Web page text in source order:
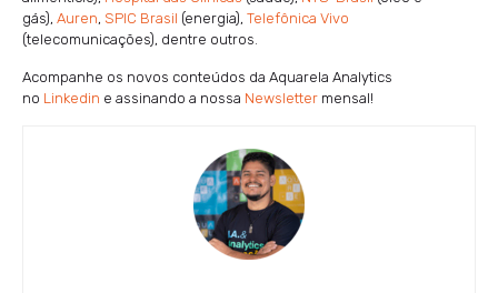
gás), Auren, SPIC Brasil (energia), Telefônica Vivo
(telecomunicações), dentre outros.
Acompanhe os novos conteúdos da Aquarela Analytics
no Linkedin e assinando a nossa Newsletter mensal!